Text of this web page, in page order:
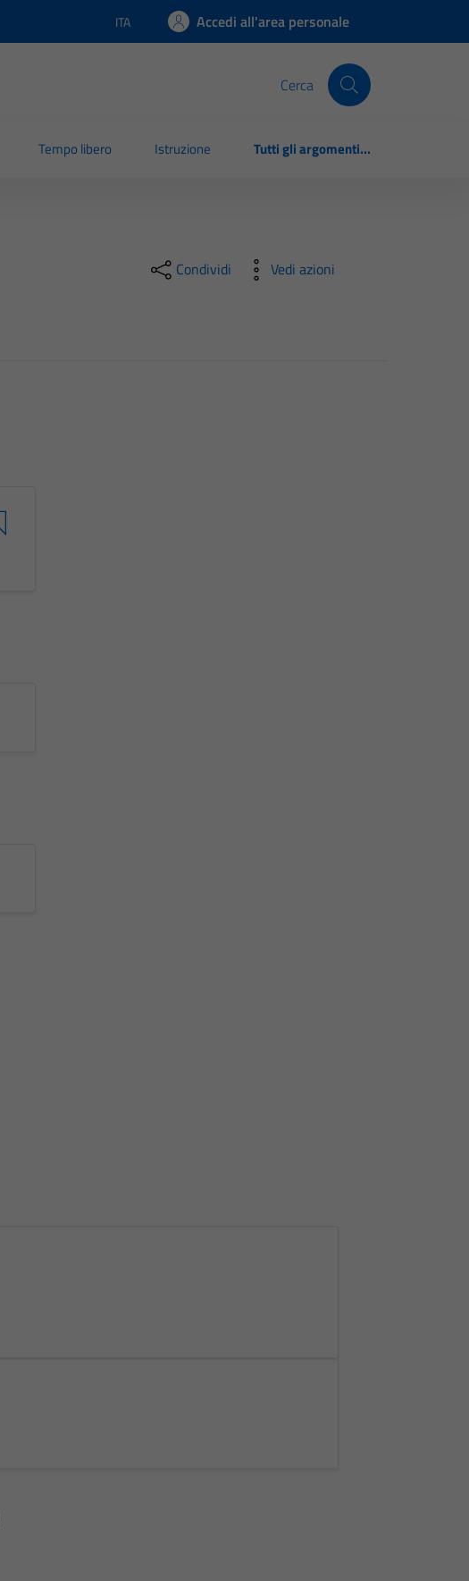
Lingua attiva:
ITA Accedi all'area personale
Cerca
Tempo libero Istruzione Tutti gli argomenti...
Condividi Vedi azioni